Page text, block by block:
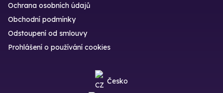
Ochrana osobních údajů
Obchodní podmínky
Odstoupení od smlouvy
Prohlášení o používání cookies
Česko